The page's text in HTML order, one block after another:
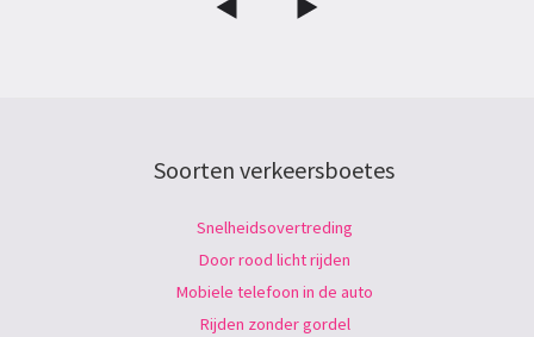
Soorten verkeersboetes
Snelheidsovertreding
Door rood licht rijden
Mobiele telefoon in de auto
Rijden zonder gordel